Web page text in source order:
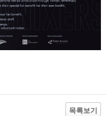
목록보기